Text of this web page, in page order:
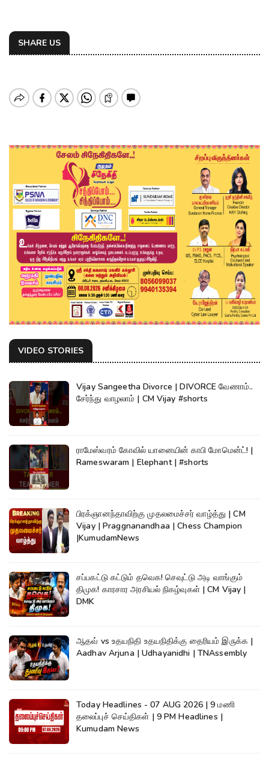
SHARE US
VIDEO STORIES
Vijay Sangeetha Divorce | DIVORCE வேணாம்..
சேர்ந்து வாழலாம் | CM Vijay #shorts
ராமேஸ்வரம் கோவில் யானையின் காபி மோமென்ட்! |
Rameswaram | Elephant | #shorts
பிரக்ஞானந்தாவிற்கு முதலமைச்சர் வாழ்த்து | CM
Vijay | Praggnanandhaa | Chess Champion
|KumudamNews
சப்பகட்டு கட்டும் தவெக! செவுட்டு அடி வாங்கும்
திமுக! காரசார அரசியல் நிகழ்வுகள் | CM Vijay |
DMK
ஆதவ் vs உதயநிதி உதயநிதிக்கு தைரியம் இருக்க |
Aadhav Arjuna | Udhayanidhi | TNAssembly
Today Headlines - 07 AUG 2026 | 9 மணி
தலைப்புச் செய்திகள் | 9 PM Headlines |
Kumudam News